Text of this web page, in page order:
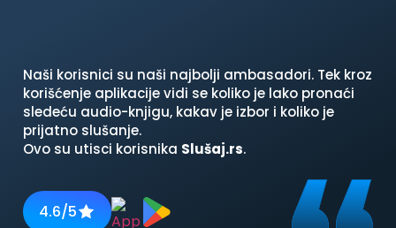
Naši korisnici su naši najbolji ambasadori. Tek kroz
korišćenje aplikacije vidi se koliko je lako pronaći
sledeću audio-knjigu, kakav je izbor i koliko je
prijatno slušanje.
Ovo su utisci korisnika Slušaj.rs.
4.6/5